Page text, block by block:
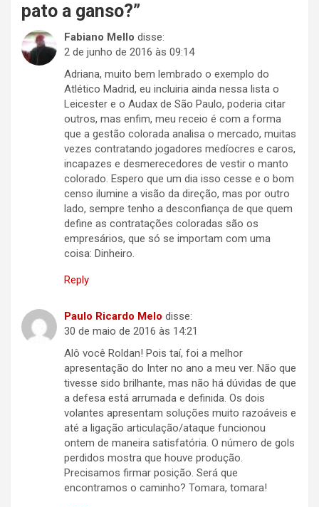
pato a ganso?”
Fabiano Mello disse:
2 de junho de 2016 às 09:14
Adriana, muito bem lembrado o exemplo do
Atlético Madrid, eu incluiria ainda nessa lista o
Leicester e o Audax de São Paulo, poderia citar
outros, mas enfim, meu receio é com a forma
que a gestão colorada analisa o mercado, muitas
vezes contratando jogadores medíocres e caros,
incapazes e desmerecedores de vestir o manto
colorado. Espero que um dia isso cesse e o bom
censo ilumine a visão da direção, mas por outro
lado, sempre tenho a desconfiança de que quem
define as contratações coloradas são os
empresários, que só se importam com uma
coisa: Dinheiro.
Reply
Paulo Ricardo Melo disse:
30 de maio de 2016 às 14:21
Alô você Roldan! Pois taí, foi a melhor
apresentação do Inter no ano a meu ver. Não que
tivesse sido brilhante, mas não há dúvidas de que
a defesa está arrumada e definida. Os dois
volantes apresentam soluções muito razoáveis e
até a ligação articulação/ataque funcionou
ontem de maneira satisfatória. O número de gols
perdidos mostra que houve produção.
Precisamos firmar posição. Será que
encontramos o caminho? Tomara, tomara!